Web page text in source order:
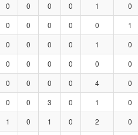
0 0 0 0 1 0
0 0 0 0 0 1
0 0 0 0 1 0
0 0 0 0 0 0
0 0 0 0 4 0
0 0 3 0 1 0
1 0 1 0 2 0